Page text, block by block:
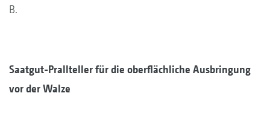
B.
Saatgut-Prallteller für die oberflächliche Ausbringung
vor der Walze